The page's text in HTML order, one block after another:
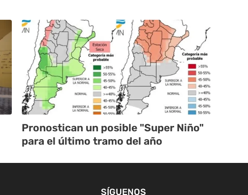
Pronostican un posible "Super Niño"
para el último tramo del año
SÍGUENOS